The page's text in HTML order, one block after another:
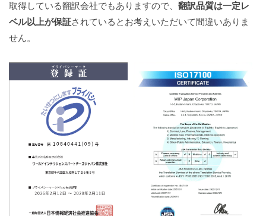
取得している翻訳会社でもありますので、 翻訳品質は一定レ
ベル以上が保証されているとお考えいただいて間違いありま
せん。